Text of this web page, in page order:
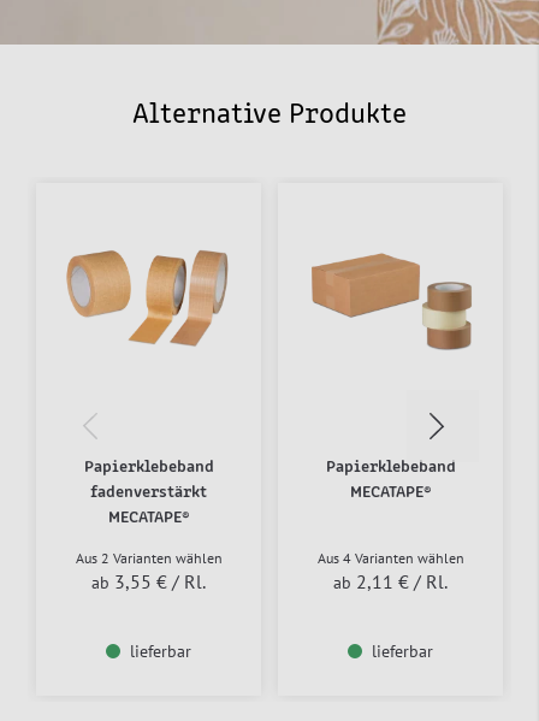
Alternative Produkte
Papierklebeband
fadenverstärkt
MECATAPE®
Aus 2 Varianten wählen
ab 3,55 € / Rl.
lieferbar
Papierklebeband
MECATAPE®
Aus 4 Varianten wählen
ab 2,11 € / Rl.
lieferbar